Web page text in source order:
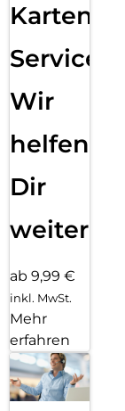
Karten
Service:
Wir
helfen
Dir
weiter
ab 9,99 €
inkl. MwSt.
Mehr
erfahren